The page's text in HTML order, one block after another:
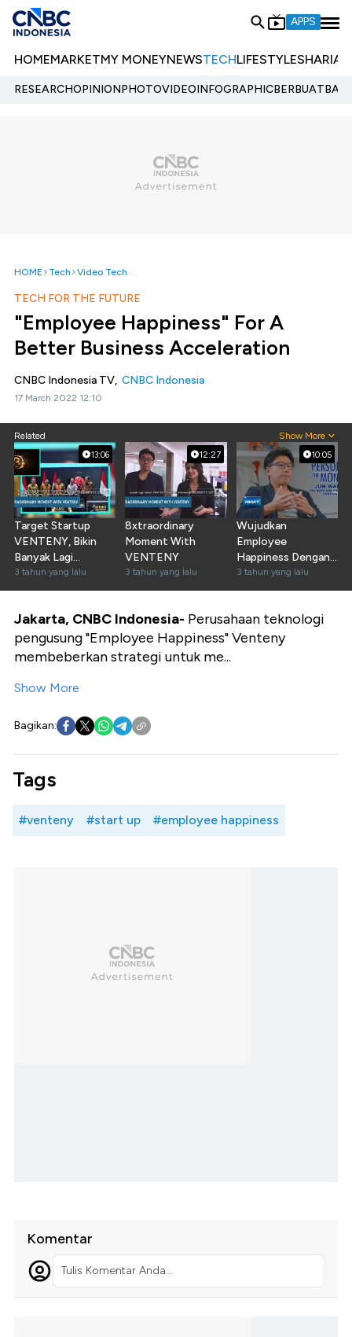
APPS
HOMEMARKETMY MONEYNEWSTECHLIFESTYLESHARIA
RESEARCHOPINIONPHOTOVIDEOINFOGRAPHIC
HOME Tech Video Tech
TECH FOR THE FUTURE
"Employee Happiness" For A
Better Business Acceleration
CNBC Indonesia TV, CNBC Indonesia
17 March 2022 12:10
Related Show More
13:06
Target Startup
VENTENY, Bikin
Banyak Lagi
Karyawan RI
"Happy"
3 tahun yang lalu
12:27
8xtraordinary
Moment With
VENTENY
3 tahun yang lalu
10:05
Wujudkan
Employee
Happiness Dengan
Layanan VENTENY
3 tahun yang lalu
Jakarta, CNBC Indonesia- Perusahaan teknologi
pengusung "Employee Happiness" Venteny
membeberkan strategi untuk me...
Show More
Bagikan:
Tags
#venteny #start up #employee happiness
Komentar
Tulis Komentar Anda...